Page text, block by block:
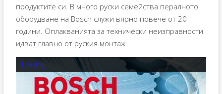
продуктите си. В много руски семейства пералното
оборудване на Bosch служи вярно повече от 20
години. Оплакванията за технически неизправности
идват главно от руския монтаж.
Loading...